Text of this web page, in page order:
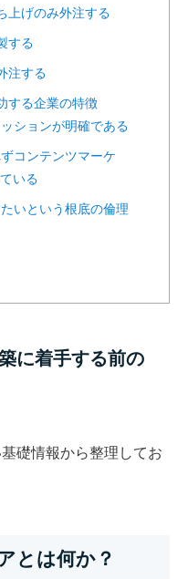
上げのみ外注する
する
注する
する企業の特徴
ションが明確である
コンテンツマーケ
いる
いという根底の倫理
に着手する前の
礎情報から整理してお
とは何か？